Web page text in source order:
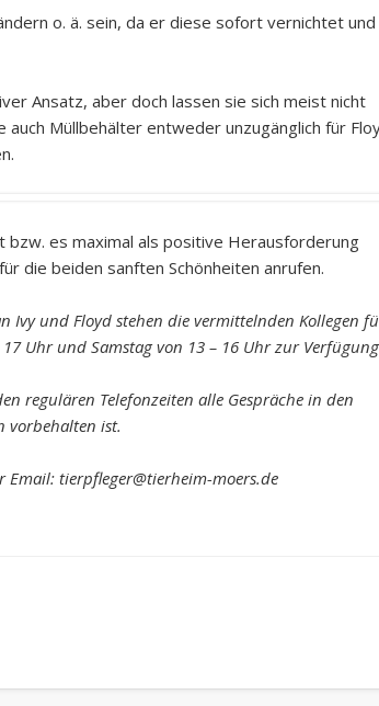
o. ä. sein, da er diese sofort vernichtet und
Ansatz, aber doch lassen sie sich meist nicht
Müllbehälter entweder unzugänglich für
es maximal als positive Herausforderung
die beiden sanften Schönheiten anrufen.
Ivy und Floyd stehen die vermittelnden Kollegen
Uhr und Samstag von 13 – 16 Uhr zur
regulären Telefonzeiten alle Gespräche in den
vorbehalten ist.
tierpfleger@tierheim-moers.de